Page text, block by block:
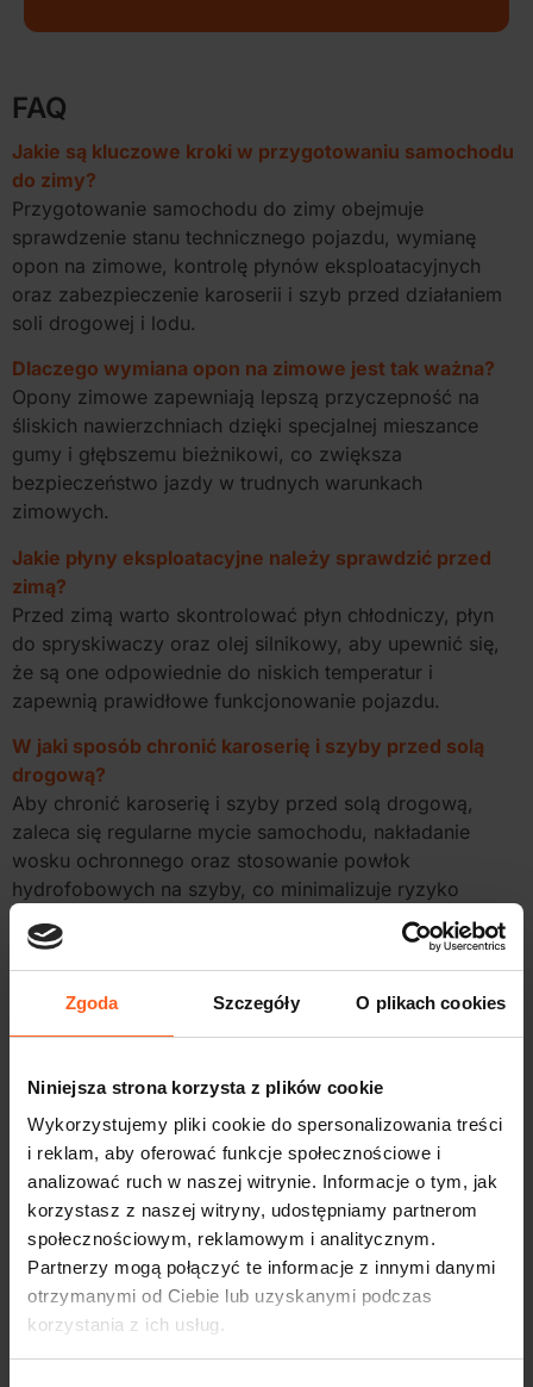
Zgoda Szczegóły O plikach cookies
Niniejsza strona korzysta z plików cookie
Wykorzystujemy pliki cookie do spersonalizowania treści
i reklam, aby oferować funkcje społecznościowe i
analizować ruch w naszej witrynie. Informacje o tym, jak
korzystasz z naszej witryny, udostępniamy partnerom
społecznościowym, reklamowym i analitycznym.
Partnerzy mogą połączyć te informacje z innymi danymi
otrzymanymi od Ciebie lub uzyskanymi podczas
korzystania z ich usług.
FAQ
Jakie są kluczowe kroki w przygotowaniu samochodu
do zimy?
Przygotowanie samochodu do zimy obejmuje
sprawdzenie stanu technicznego pojazdu, wymianę
opon na zimowe, kontrolę płynów eksploatacyjnych
oraz zabezpieczenie karoserii i szyb przed działaniem
soli drogowej i lodu.
Dlaczego wymiana opon na zimowe jest tak ważna?
Opony zimowe zapewniają lepszą przyczepność na
śliskich nawierzchniach dzięki specjalnej mieszance
gumy i głębszemu bieżnikowi, co zwiększa
bezpieczeństwo jazdy w trudnych warunkach
zimowych.
Jakie płyny eksploatacyjne należy sprawdzić przed
zimą?
Przed zimą warto skontrolować płyn chłodniczy, płyn
do spryskiwaczy oraz olej silnikowy, aby upewnić się,
że są one odpowiednie do niskich temperatur i
zapewnią prawidłowe funkcjonowanie pojazdu.
W jaki sposób chronić karoserię i szyby przed solą
drogową?
Aby chronić karoserię i szyby przed solą drogową,
zaleca się regularne mycie samochodu, nakładanie
wosku ochronnego oraz stosowanie powłok
hydrofobowych na szyby, co minimalizuje ryzyko
TAXI zimą?
Podczas prowadzenia TAXI zimą warto unikać
od innych pojazdów oraz dostosowywać prędkość do
komfort pasażerów.
Jak zapewnić komfort pasażerom w niskich
temperaturach?
Aby zapewnić komfort pasażerom w niskich
temperaturach, należy zadbać o sprawne ogrzewanie
samochodu, regularnie wietrzyć wnętrze oraz stosować
materiały izolacyjne, które pomogą utrzymać ciepło w